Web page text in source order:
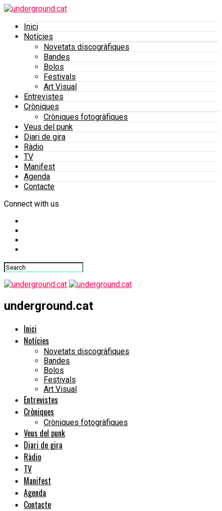
Inici
Notícies
Novetats discogràfiques
Bandes
Bolos
Festivals
Art Visual
Entrevistes
Cròniques
Cròniques fotogràfiques
Veus del punk
Diari de gira
Ràdio
TV
Manifest
Agenda
Contacte
Connect with us
underground.cat
Inici
Notícies
Novetats discogràfiques
Bandes
Bolos
Festivals
Art Visual
Entrevistes
Cròniques
Cròniques fotogràfiques
Veus del punk
Diari de gira
Ràdio
TV
Manifest
Agenda
Contacte